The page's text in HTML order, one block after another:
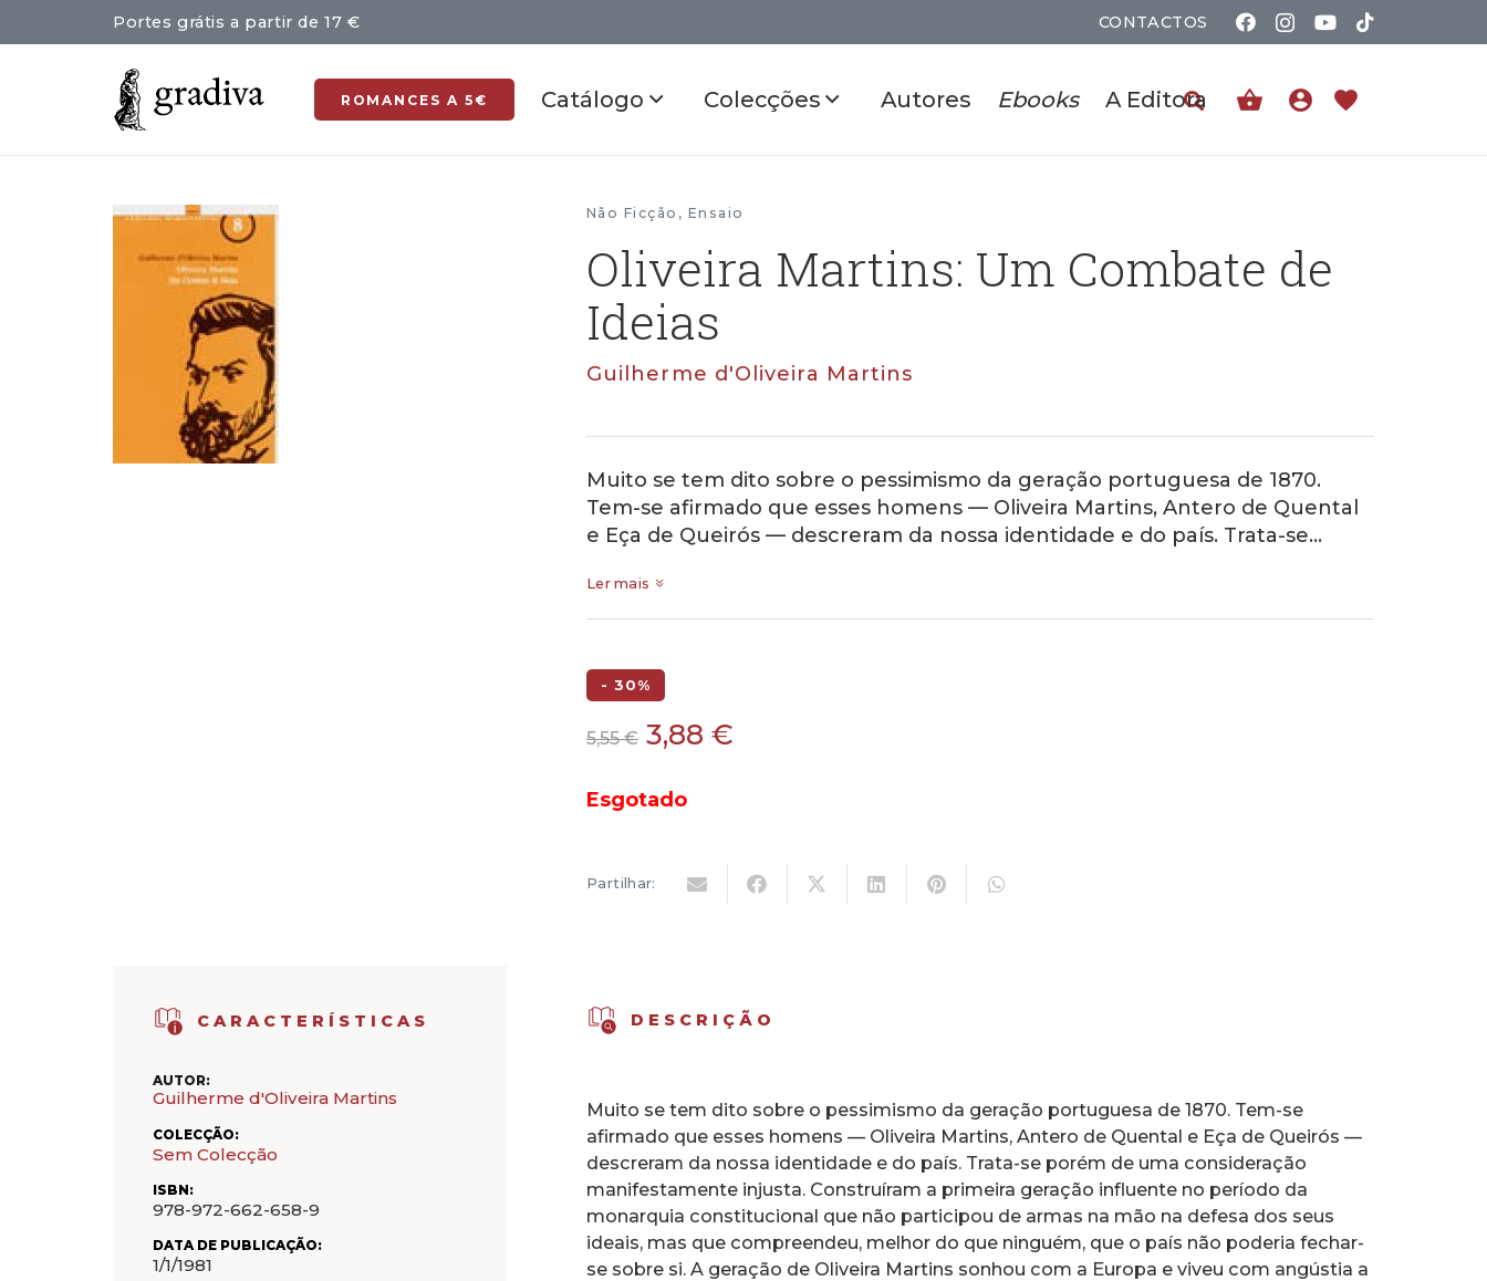
Portes grátis a partir de 17 € CONTACTOS
ROMANCES A 5€ Catálogo Colecções Autores Ebooks A Editora shopping_basket account_circle favorite
Não Ficção , Ensaio
Oliveira Martins: Um Combate de
Ideias
Guilherme d'Oliveira Martins
Muito se tem dito sobre o pessimismo da geração portuguesa de 1870.
Tem-se afirmado que esses homens — Oliveira Martins, Antero de Quental
e Eça de Queirós — descreram da nossa identidade e do país. Trata-se…
Ler mais
- 30%
5,55€ O
original
era:
3,88 €
Esgotado
Partilhar:
CARACTERÍSTICAS
AUTOR:
Guilherme d'Oliveira Martins
COLECÇÃO:
Sem Colecção
ISBN:
978-972-662-658-9
DATA DE PUBLICAÇÃO:
1/1/1981
DESCRIÇÃO
Muito se tem dito sobre o pessimismo da geração portuguesa de 1870. Tem-se
afirmado que esses homens — Oliveira Martins, Antero de Quental e Eça de Queirós —
descreram da nossa identidade e do país. Trata-se porém de uma consideração
manifestamente injusta. Construíram a primeira geração influente no período da
monarquia constitucional que não participou de armas na mão na defesa dos seus
ideais, mas que compreendeu, melhor do que ninguém, que o país não poderia fechar-
se sobre si. A geração de Oliveira Martins sonhou com a Europa e viveu com angústia a